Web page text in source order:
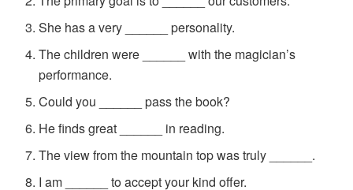
She has a very ______ personality.
The children were ______ with the magician’s
performance.
Could you ______ pass the book?
He finds great ______ in reading.
The view from the mountain top was truly ______.
I am ______ to accept your kind offer.